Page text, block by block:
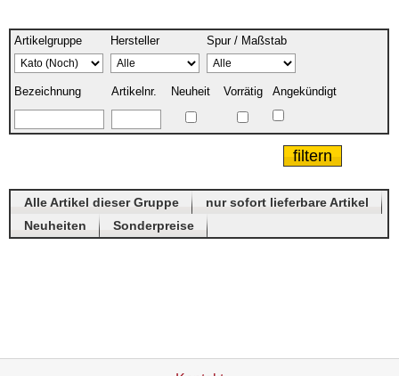
Artikelgruppe Hersteller Spur / Maßstab
Bezeichnung Artikelnr. Neuheit Vorrätig Angekündigt
Alle Artikel dieser Gruppe
nur sofort lieferbare Artikel
Neuheiten
Sonderpreise